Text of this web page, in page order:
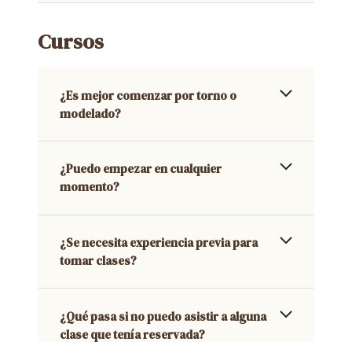
Cursos
¿Es mejor comenzar por torno o
modelado?
¿Puedo empezar en cualquier
momento?
¿Se necesita experiencia previa para
tomar clases?
¿Qué pasa si no puedo asistir a alguna
clase que tenía reservada?